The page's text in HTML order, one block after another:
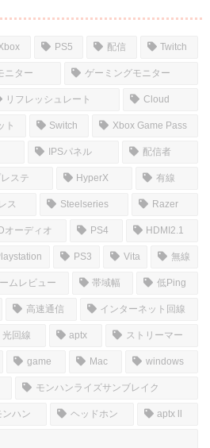
PS5 配信 Twitch
ニター ゲーミングモニター
リフレッシュレート Cloud
ト Switch Xbox Game Pass
IPSパネル 配信者
ステ HyperX 有線
ス Steelseries Razer
オーディオ PS4 HDMI2.1
PS3 Vita 無線
ムレビュー 帯域幅 低Ping
高速通信 インターネット回線
光回線 aptx ストリーマー
game Mac windows
モンハンライズサンブレイク
ンハン ヘッドホン aptx ll